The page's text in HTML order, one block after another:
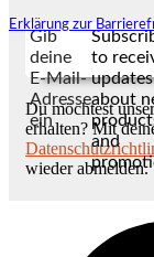
Erklärung zur
Gib
deine
E-Mail-
Adresse
ein
to
updates
about
and
Du möchtest
erhalten? Mit
wieder abmelden.